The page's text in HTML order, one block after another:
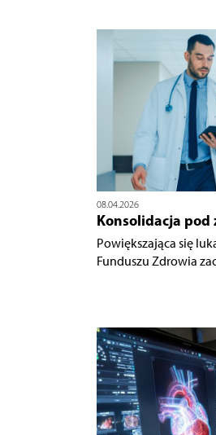
08.04.2026
Konsolidacja
Powiększająca się
Funduszu Zdrowia